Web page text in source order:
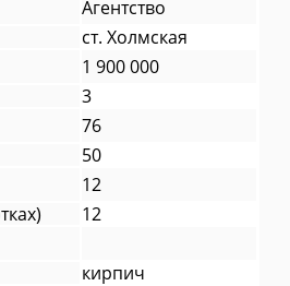
Агентство
ст. Холмская
1 900 000
3
76
50
12
12
кирпич